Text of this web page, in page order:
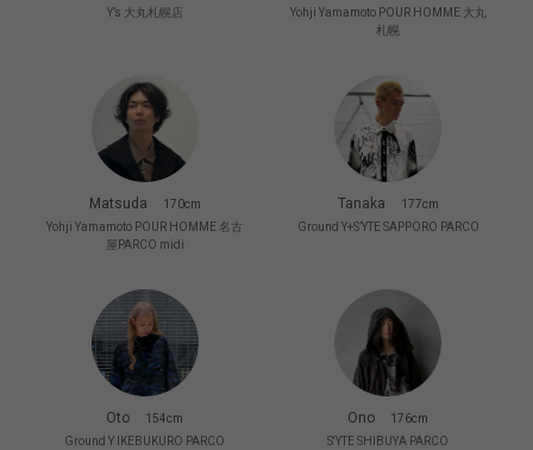
Y’s 大丸札幌店
Yohji Yamamoto POUR HOMME 大丸
札幌
Matsuda
170cm
Yohji Yamamoto POUR HOMME 名古
屋PARCO midi
Tanaka
177cm
Ground Y+S’YTE SAPPORO PARCO
Oto
154cm
Ground Y IKEBUKURO PARCO
Ono
176cm
S'YTE SHIBUYA PARCO